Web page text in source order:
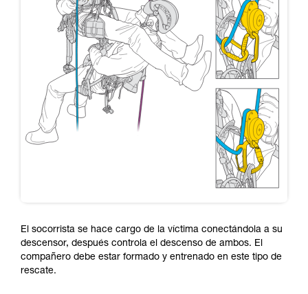
El socorrista se hace cargo de la víctima conectándola a su
descensor, después controla el descenso de ambos. El
compañero debe estar formado y entrenado en este tipo de
rescate.